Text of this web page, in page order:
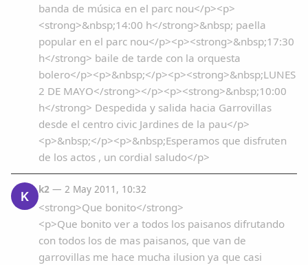
banda de música en el parc nou</p><p>
<strong>&nbsp;14:00 h</strong>&nbsp; paella
popular en el parc nou</p><p><strong>&nbsp;17:30
h</strong> baile de tarde con la orquesta
bolero</p><p>&nbsp;</p><p><strong>&nbsp;LUNES
2 DE MAYO</strong></p><p><strong>&nbsp;10:00
h</strong> Despedida y salida hacia Garrovillas
desde el centro civic Jardines de la pau</p>
<p>&nbsp;</p><p>&nbsp;Esperamos que disfruten
de los actos , un cordial saludo</p>
K k2 — 2 May 2011, 10:32
<strong>Que bonito</strong>
<p>Que bonito ver a todos los paisanos difrutando
con todos los de mas paisanos, que van de
garrovillas me hace mucha ilusion ya que casi